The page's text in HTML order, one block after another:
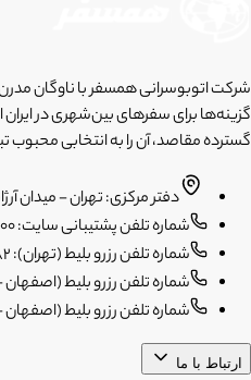
شرکت اتوبوسرانی همسفر با ناوگان
گزینه‌ها برای سفرهای بین‌شهری در
گسترده مقاصد، آن را به انتخابی محبوب
دفتر مرکزی: تهران - میدان
شماره تلفن پشتیبانی سایت: 41609000-021
شماره تلفن رزرو بلیط (تهران): 7182-021
شماره تلفن رزرو بلیط (اصفهان - کاوه):
شماره تلفن رزرو بلیط (اصفهان - صفه):
ارتباط با ما